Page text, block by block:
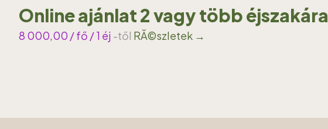
Online ajánlat 2 vagy több éjszakára
8 000,00 / fő / 1 éj -től RĂ©szletek →